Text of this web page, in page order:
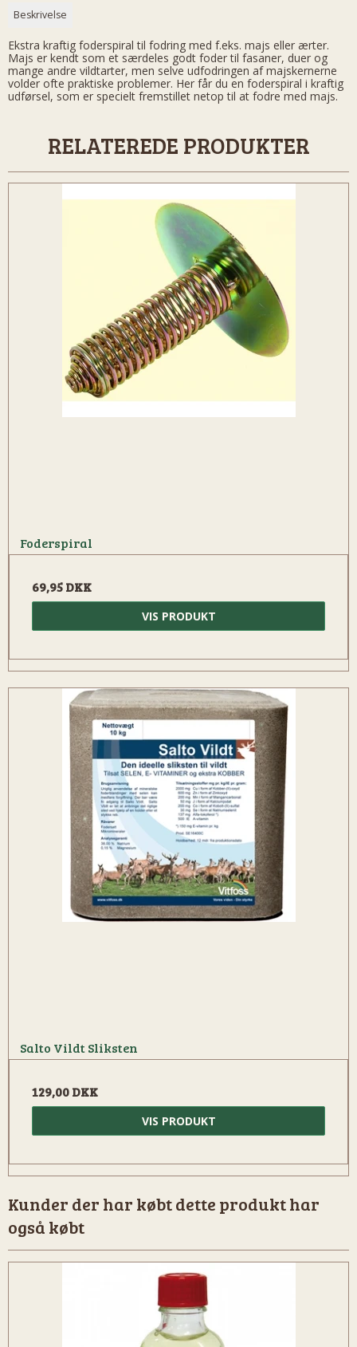
Beskrivelse
Ekstra kraftig foderspiral til fodring med f.eks. majs eller ærter.
Majs er kendt som et særdeles godt foder til fasaner, duer og
mange andre vildtarter, men selve udfodringen af majskernerne
volder ofte praktiske problemer. Her får du en foderspiral i kraftig
udførsel, som er specielt fremstillet netop til at fodre med majs.
RELATEREDE PRODUKTER
Foderspiral
69,95 DKK
VIS PRODUKT
Salto Vildt Sliksten
129,00 DKK
VIS PRODUKT
Kunder der har købt dette produkt har
også købt